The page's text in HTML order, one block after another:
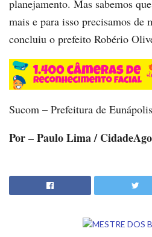
planejamento. Mas sabemos
mais e para isso precisamos de
concluiu o prefeito Robério
Sucom – Prefeitura de Eunápolis
Por – Paulo Lima /